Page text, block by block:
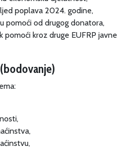
poplava 2024. godine,
pomoći od drugog donatora,
pomoći kroz druge EUFRP javne